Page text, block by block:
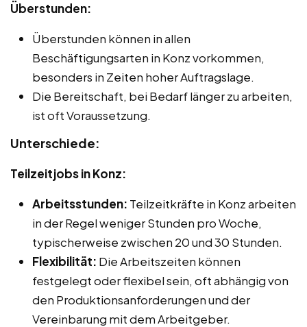
Überstunden:
Überstunden können in allen
Beschäftigungsarten in Konz vorkommen,
besonders in Zeiten hoher Auftragslage.
Die Bereitschaft, bei Bedarf länger zu arbeiten,
ist oft Voraussetzung.
Unterschiede:
Teilzeitjobs in Konz:
Arbeitsstunden: Teilzeitkräfte in Konz arbeiten
in der Regel weniger Stunden pro Woche,
typischerweise zwischen 20 und 30 Stunden.
Flexibilität: Die Arbeitszeiten können
festgelegt oder flexibel sein, oft abhängig von
den Produktionsanforderungen und der
Vereinbarung mit dem Arbeitgeber.